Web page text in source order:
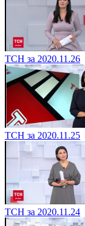
ТСН за 2020.11.26
ТСН за 2020.11.25
ТСН за 2020.11.24